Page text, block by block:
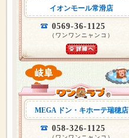
イオンモール常滑店
0569-36-1125
（ワンワンニャンコ）
MEGA ドン・キホーテ瑞穂店
058-326-1125